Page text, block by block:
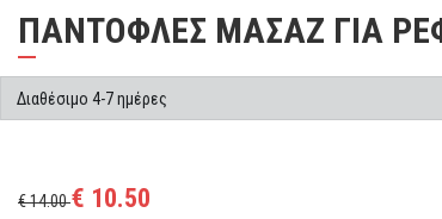
ΠΑΝΤΟΦΛΕΣ ΜΑΣΑΖ ΓΙΑ
Διαθέσιμο 4-7 ημέρες
€ 14.00€ 10.50